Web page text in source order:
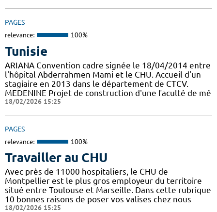
PAGES
relevance: 100%
Tunisie
ARIANA Convention cadre signée le 18/04/2014 entre
l'hôpital Abderrahmen Mami et le CHU. Accueil d'un
stagiaire en 2013 dans le département de CTCV.
MEDENINE Projet de construction d'une faculté de mé
18/02/2026 15:25
PAGES
relevance: 100%
Travailler au CHU
Avec près de 11000 hospitaliers, le CHU de
Montpellier est le plus gros employeur du territoire
situé entre Toulouse et Marseille. Dans cette rubrique
10 bonnes raisons de poser vos valises chez nous
18/02/2026 15:25